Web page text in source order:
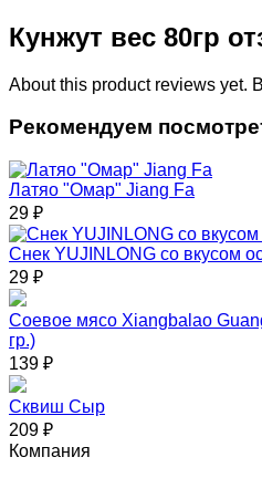
Кунжут вес 80гр
About this product reviews yet.
Рекомендуем
Латяо "Омар" Jiang Fa
29 ₽
Снек YUJINLONG со вкусом
29 ₽
Соевое мясо Xiangbalao
гр.)
139 ₽
Сквиш Сыр
209 ₽
Компания